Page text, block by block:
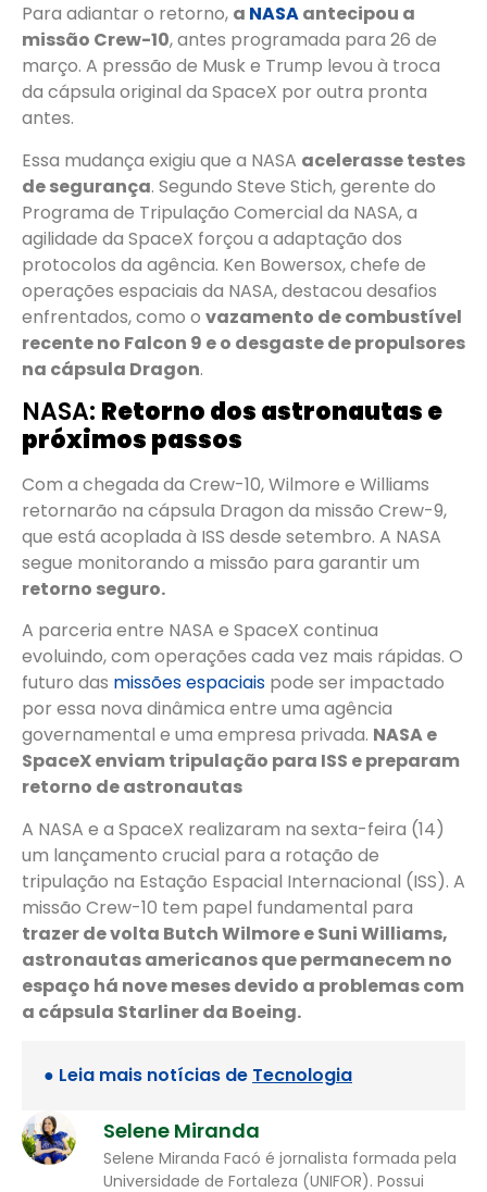
Para adiantar o retorno, a NASAantecipou a
missão Crew-10, antes programada para 26 de
março. A pressão de Musk e Trump levou à troca
da cápsula original da SpaceX por outra pronta
antes.
Essa mudança exigiu que a NASA acelerasse testes
de segurança. Segundo Steve Stich, gerente do
Programa de Tripulação Comercial da NASA, a
agilidade da SpaceX forçou a adaptação dos
protocolos da agência. Ken Bowersox, chefe de
operações espaciais da NASA, destacou desafios
enfrentados, como o vazamento de combustível
recente no Falcon 9 e o desgaste de propulsores
na cápsula Dragon.
NASA: Retorno dos astronautas e
próximos passos
Com a chegada da Crew-10, Wilmore e Williams
retornarão na cápsula Dragon da missão Crew-9,
que está acoplada à ISS desde setembro. A NASA
segue monitorando a missão para garantir um
retorno seguro.
A parceria entre NASA e SpaceX continua
evoluindo, com operações cada vez mais rápidas. O
futuro das missões espaciais pode ser impactado
por essa nova dinâmica entre uma agência
governamental e uma empresa privada. NASA e
SpaceX enviam tripulação para ISS e preparam
retorno de astronautas
A NASA e a SpaceX realizaram na sexta-feira (14)
um lançamento crucial para a rotação de
tripulação na Estação Espacial Internacional (ISS). A
missão Crew-10 tem papel fundamental para
trazer de volta Butch Wilmore e Suni Williams,
astronautas americanos que permanecem no
espaço há nove meses devido a problemas com
a cápsula Starliner da Boeing.
● Leia mais notícias de Tecnologia
Selene Miranda
Selene Miranda Facó é jornalista formada pela
Universidade de Fortaleza (UNIFOR). Possui